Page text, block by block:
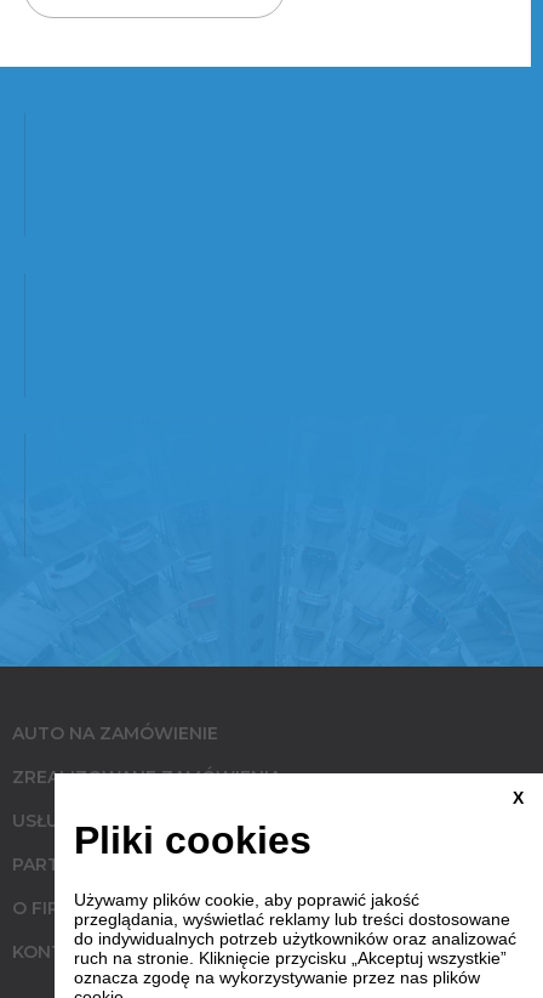
AUTO NA ZAMÓWIENIE
ZREALIZOWANE ZAMÓWIENIA
USŁUGI
PARTNERZY
O FIRMIE
KONTAKT
X
Pliki cookies
Używamy plików cookie, aby poprawić jakość
przeglądania, wyświetlać reklamy lub treści dostosowane
do indywidualnych potrzeb użytkowników oraz analizować
ruch na stronie. Kliknięcie przycisku „Akceptuj wszystkie”
oznacza zgodę na wykorzystywanie przez nas plików